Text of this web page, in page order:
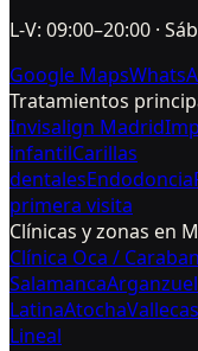
L-V: 09:00–20:00 ·
Google Maps
Tratamientos
Invisalign Madrid
infantilCarillas
dentalesEndodoncia
primera visita
Clínicas y zonas en
Clínica Oca /
Salamanca
LatinaAtochaVallecas
Lineal